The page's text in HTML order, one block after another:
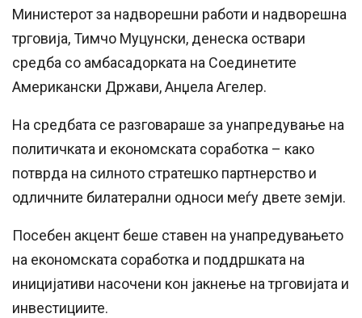
Министерот за надворешни работи и надворешна
трговија, Тимчо Муцунски, денеска оствари
средба со амбасадорката на Соединетите
Американски Држави, Анџела Агелер.
На средбата се разговараше за унапредување на
политичката и економската соработка – како
потврда на силното стратешко партнерство и
одличните билатерални односи меѓу двете земји.
Посебен акцент беше ставен на унапредувањето
на економската соработка и поддршката на
иницијативи насочени кон јакнење на трговијата и
инвестициите.